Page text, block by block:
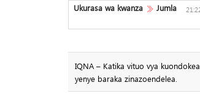
Ukurasa wa kwanza Jumla
IQNA – Katika vituo vya
yenye baraka zinazoendelea.